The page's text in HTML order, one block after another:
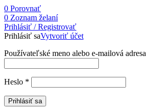
0 Porovnať
0 Zoznam želaní
Prihlásiť / Registrovať
Prihlásiť saVytvoriť účet
Používateľské meno alebo e-mailová adresa
Heslo *
Prihlásiť sa